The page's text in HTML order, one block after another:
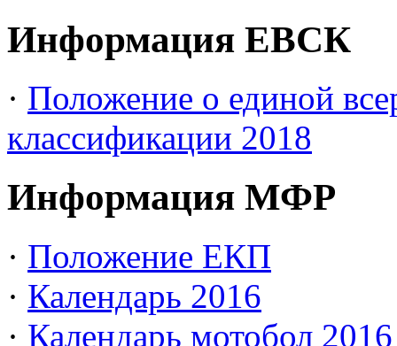
Информация ЕВСК
· Положение о единой
классификации 2018
Информация МФР
· Положение ЕКП
· Календарь 2016
· Календарь мотобол 2016